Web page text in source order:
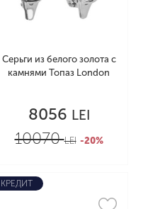
Серьги из белого золота с
камнями Топаз London
8056 LEI
10070LEI -20%
КРЕДИТ